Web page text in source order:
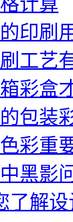
印刷
工艺
彩盒
包装
彩重
黑影
了解